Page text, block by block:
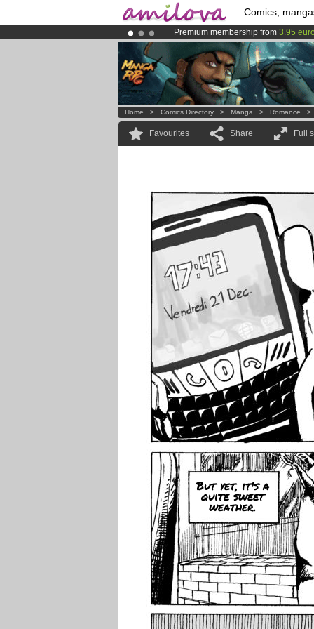
Comics,
Premium membership from 3.95
Already 134393membersand 1208
AmilovaKickstarter is now LIVE!.
Home > Comics Directory > Manga > Romance
Favourites Share Full
But yet, it's a
quite sweet
weather.